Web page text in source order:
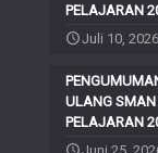
PELAJARAN
Juli 10, 2026
ULANG
PELAJARAN